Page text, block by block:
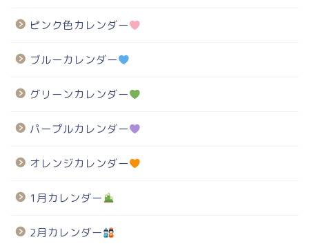
ピンク色カレンダー
ブルーカレンダー
グリーンカレンダー
パープルカレンダー
オレンジカレンダー
1月カレンダー
2月カレンダー